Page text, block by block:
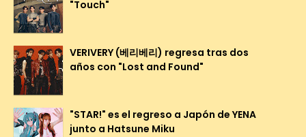
"Touch"
VERIVERY (베리베리) regresa tras dos
años con "Lost and Found"
"STAR!" es el regreso a Japón de YENA
junto a Hatsune Miku